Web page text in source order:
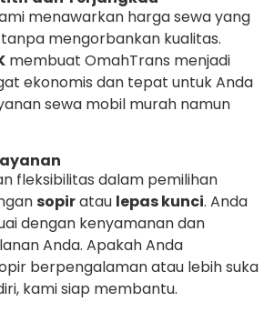
menawarkan harga sewa yang
mengorbankan kualitas.
membuat OmahTrans menjadi
ekonomis dan tepat untuk Anda
sewa mobil murah namun
fleksibilitas dalam pemilihan
sopiratau lepas kunci. Anda
dengan kenyamanan dan
Anda. Apakah Anda
berpengalaman atau lebih suka
kami siap membantu.